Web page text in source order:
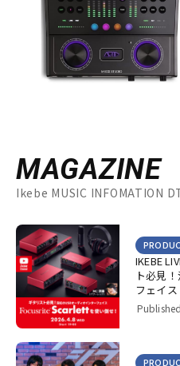
MAGAZINE
Ikebe MUSIC INFOMATION
IKEBE
ト必見
フェイ
せ！【